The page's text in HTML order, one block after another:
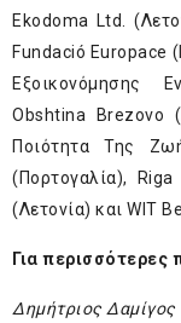
Ekodoma Ltd.
Fundació Europace
Εξοικονόμησης
Obshtina Brezovo
Ποιότητα Της
(Πορτογαλία),
(Λετονία) και WIT
Για περισσότερες
Δημήτριος Δαμίγος